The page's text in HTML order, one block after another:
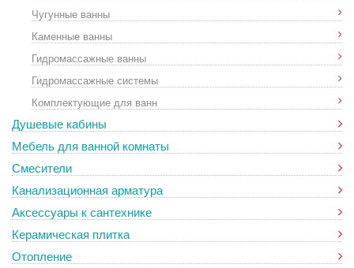
Чугунные ванны
Каменные ванны
Гидромассажные ванны
Гидромассажные системы
Комплектующие для ванн
Душевые кабины
Мебель для ванной комнаты
Смесители
Канализационная арматура
Аксессуары к сантехнике
Керамическая плитка
Отопление